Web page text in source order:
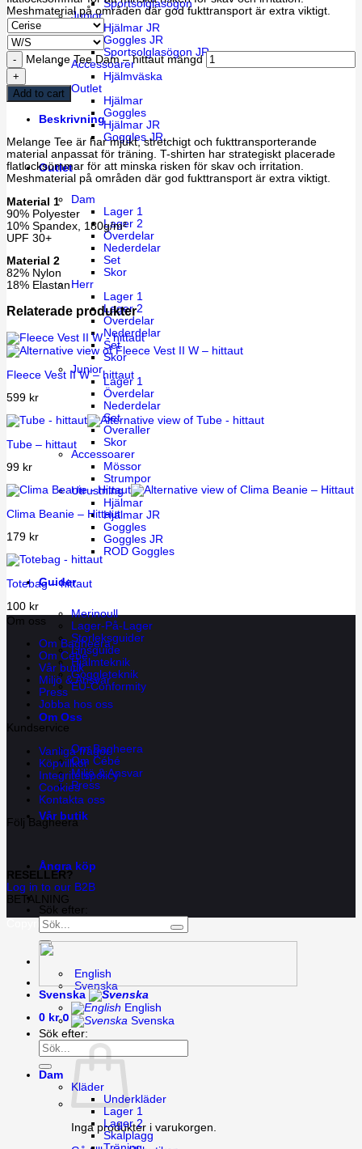
Sportsolglasögon
Junior
Hjälmar JR
Goggles JR
Sportsolglasögon JR
Accessoarer
Hjälmväska
Outlet
Hjälmar
Goggles
Hjälmar JR
Goggles JR
Outlet
Dam
Lager 1
Lager 2
Överdelar
Nederdelar
Set
Skor
Herr
Lager 1
Lager 2
Överdelar
Nederdelar
Set
Skor
Junior
Lager 1
Överdelar
Nederdelar
Set
Overaller
Skor
Accessoarer
Mössor
Strumpor
Utrustning
Hjälmar
Hjälmar JR
Goggles
Goggles JR
ROD Goggles
Guider
Merinoull
Lager-På-Lager
Storleksguider
Linsguide
Hjälmteknik
Goggleteknik
EU-Conformity
Om Oss
Om Bagheera
Om Cébé
Miljö & Ansvar
Press
Vår butik
Ångra köp
Sök efter:
English
Svenska
0 kr 0
Inga produkter i varukorgen.
Meshmaterial på områden där god fukttransport är extra viktigt.
Melange Tee Dam – hittaut mängd
Add to cart
Beskrivning
Melange Tee är har mjukt, stretchigt och fukttransporterande
material anpassat för träning. T-shirten har strategiskt placerade
flatlocksömmar för att minska risken för skav och irritation.
Meshmaterial på områden där god fukttransport är extra viktigt.
Material 1
90% Polyester
10% Spandex, 180g/m²
UPF 30+
Material 2
82% Nylon
18% Elastan
Relaterade produkter
Fleece Vest II W – hittaut
599 kr
Tube – hittaut
99 kr
Clima Beanie – Hittaut
179 kr
Totebag – hittaut
100 kr
Om oss
Om Bagheera
Om Cébé
Vår butik
Miljö & Ansvar
Press
Jobba hos oss
Kundservice
Vanliga frågor
Köpvillkor
Integritetspolicy
Cookies
Kontakta oss
Följ Bagheera
RESELLER?
Log in to our B2B
BETALNING
Copyright 2026 ©
Svenska
English
Svenska
Sök efter:
Dam
Kläder
Underkläder
Lager 1
Lager 2
Skalplagg